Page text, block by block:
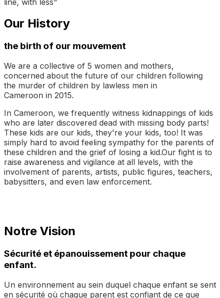
Our History
the birth of our mouvement
We are a collective of 5 women and mothers,
concerned about the future of our children following
the murder of children by lawless men in
Cameroon in 2015.
In Cameroon, we frequently witness kidnappings of kids
who are later discovered dead with missing body parts!
These kids are our kids, they're your kids, too! It was
simply hard to avoid feeling sympathy for the parents of
these children and the grief of losing a kid.Our fight is to
raise awareness and vigilance at all levels, with the
involvement of parents, artists, public figures, teachers,
babysitters, and even law enforcement.
Notre Vision
Sécurité et épanouissement pour chaque
enfant.
Un environnement au sein duquel chaque enfant se sent
en sécurité où chaque parent est confiant de ce que